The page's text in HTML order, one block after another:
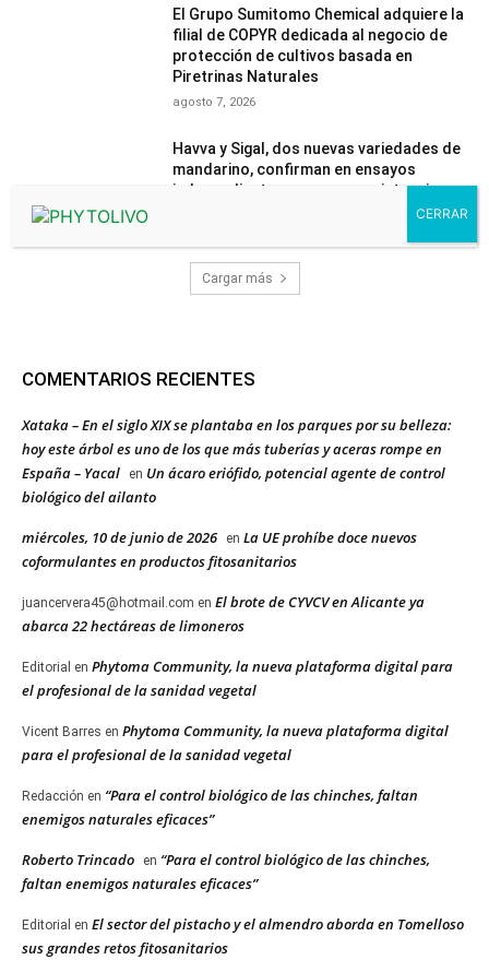
El Grupo Sumitomo Chemical adquiere la
filial de COPYR dedicada al negocio de
protección de cultivos basada en
Piretrinas Naturales
agosto 7, 2026
Havva y Sigal, dos nuevas variedades de
mandarino, confirman en ensayos
independientes su mayor resistencia
Cargar más
COMENTARIOS RECIENTES
Xataka – En el siglo XIX se plantaba en los parques por su belleza:
hoy este árbol es uno de los que más tuberías y aceras rompe en
España – Yacal
en Un ácaro eriófido, potencial agente de control
biológico del ailanto
miércoles, 10 de junio de 2026 en La UE prohíbe doce nuevos
coformulantes en productos fitosanitarios
juancervera45@hotmail.com en El brote de CYVCV en Alicante ya
abarca 22 hectáreas de limoneros
Editorial en Phytoma Community, la nueva plataforma digital para
el profesional de la sanidad vegetal
Vicent Barres en Phytoma Community, la nueva plataforma digital
para el profesional de la sanidad vegetal
Redacción en “Para el control biológico de las chinches, faltan
enemigos naturales eficaces”
Roberto Trincado en “Para el control biológico de las chinches,
faltan enemigos naturales eficaces”
Editorial en El sector del pistacho y el almendro aborda en Tomelloso
sus grandes retos fitosanitarios